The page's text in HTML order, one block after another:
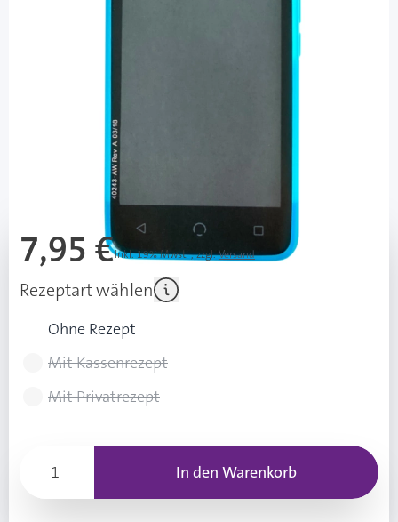
Omnipod DASH Silikonschutzhülle
sofort verfügbar
Lieferzeit 1-3 Werktage
Mehr über das Produkt
7,95 €Inkl. 19% Mwst.,zzgl.Versand
Rezeptart wählen
Ohne Rezept
Mit Kassenrezept
Mit Privatrezept
In den Warenkorb